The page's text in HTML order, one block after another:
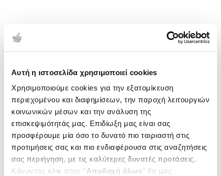
Αυτή η ιστοσελίδα χρησιμοποιεί cookies
Χρησιμοποιούμε cookies για την εξατομίκευση
περιεχομένου και διαφημίσεων, την παροχή λειτουργιών
κοινωνικών μέσων και την ανάλυση της
επισκεψιμότητάς μας. Επιδίωξη μας είναι σας
προσφέρουμε μία όσο το δυνατό πιο ταιριαστή στις
προτιμήσεις σας και πιο ενδιαφέρουσα στις αναζητήσεις
σας περιήγηση, με τις καλύτερες δυνατές προτάσεις.
Κάνοντας κλικ στην ‘’Αποδοχή όλων’’ θα μας